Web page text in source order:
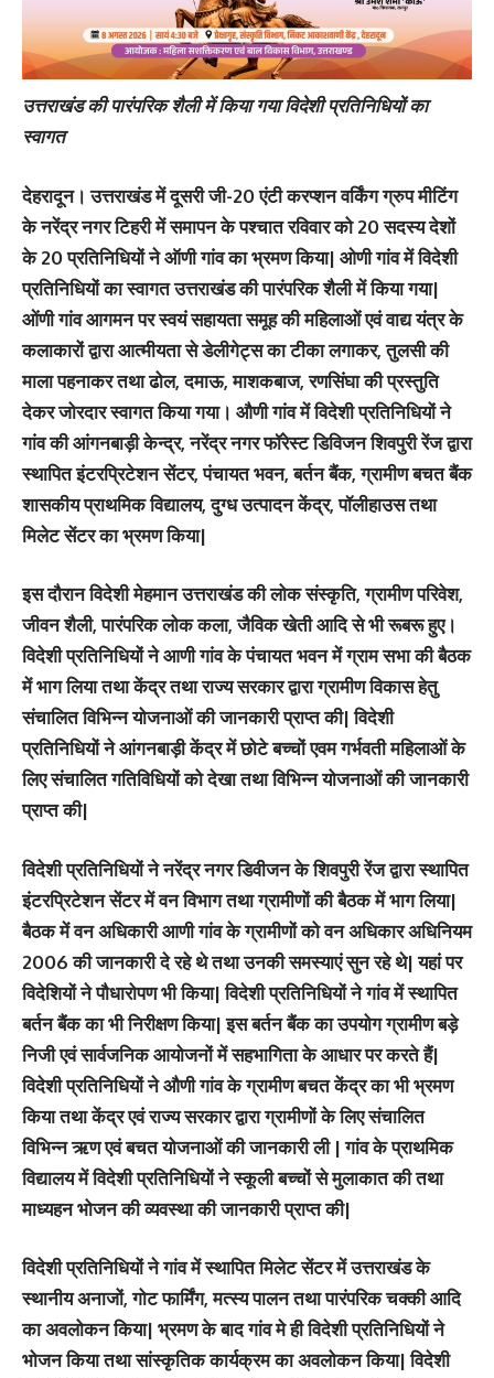
उत्तराखंड की पारंपरिक शैली में किया गया विदेशी प्रतिनिधियों का
स्वागत
देहरादून। उत्तराखंड में दूसरी जी-20 एंटी करप्शन वर्किंग ग्रुप मीटिंग
के नरेंद्र नगर टिहरी में समापन के पश्चात रविवार को 20 सदस्य देशों
के 20 प्रतिनिधियों ने ऑणी गांव का भ्रमण किया| ओणी गांव में विदेशी
प्रतिनिधियों का स्वागत उत्तराखंड की पारंपरिक शैली में किया गया|
ओंणी गांव आगमन पर स्वयं सहायता समूह की महिलाओं एवं वाद्य यंत्र के
कलाकारों द्वारा आत्मीयता से डेलीगेट्स का टीका लगाकर, तुलसी की
माला पहनाकर तथा ढोल, दमाऊ, माशकबाज, रणसिंघा की प्रस्तुति
देकर जोरदार स्वागत किया गया। औणी गांव में विदेशी प्रतिनिधियों ने
गांव की आंगनबाड़ी केन्द्र, नरेंद्र नगर फॉरेस्ट डिविजन शिवपुरी रेंज द्वारा
स्थापित इंटरप्रिटेशन सेंटर, पंचायत भवन, बर्तन बैंक, ग्रामीण बचत बैंक
शासकीय प्राथमिक विद्यालय, दुग्ध उत्पादन केंद्र, पॉलीहाउस तथा
मिलेट सेंटर का भ्रमण किया|
इस दौरान विदेशी मेहमान उत्तराखंड की लोक संस्कृति, ग्रामीण परिवेश,
जीवन शैली, पारंपरिक लोक कला, जैविक खेती आदि से भी रूबरू हुए।
विदेशी प्रतिनिधियों ने आणी गांव के पंचायत भवन में ग्राम सभा की बैठक
में भाग लिया तथा केंद्र तथा राज्य सरकार द्वारा ग्रामीण विकास हेतु
संचालित विभिन्न योजनाओं की जानकारी प्राप्त की| विदेशी
प्रतिनिधियों ने आंगनबाड़ी केंद्र में छोटे बच्चों एवम गर्भवती महिलाओं के
लिए संचालित गतिविधियों को देखा तथा विभिन्न योजनाओं की जानकारी
प्राप्त की|
विदेशी प्रतिनिधियों ने नरेंद्र नगर डिवीजन के शिवपुरी रेंज द्वारा स्थापित
इंटरप्रिटेशन सेंटर में वन विभाग तथा ग्रामीणों की बैठक में भाग लिया|
बैठक में वन अधिकारी आणी गांव के ग्रामीणों को वन अधिकार अधिनियम
2006 की जानकारी दे रहे थे तथा उनकी समस्याएं सुन रहे थे| यहां पर
विदेशियों ने पौधारोपण भी किया| विदेशी प्रतिनिधियों ने गांव में स्थापित
बर्तन बैंक का भी निरीक्षण किया| इस बर्तन बैंक का उपयोग ग्रामीण बड़े
निजी एवं सार्वजनिक आयोजनों में सहभागिता के आधार पर करते हैं|
विदेशी प्रतिनिधियों ने औणी गांव के ग्रामीण बचत केंद्र का भी भ्रमण
किया तथा केंद्र एवं राज्य सरकार द्वारा ग्रामीणों के लिए संचालित
विभिन्न ऋण एवं बचत योजनाओं की जानकारी ली | गांव के प्राथमिक
विद्यालय में विदेशी प्रतिनिधियों ने स्कूली बच्चों से मुलाकात की तथा
माध्यहन भोजन की व्यवस्था की जानकारी प्राप्त की|
विदेशी प्रतिनिधियों ने गांव में स्थापित मिलेट सेंटर में उत्तराखंड के
स्थानीय अनाजों, गोट फार्मिंग, मत्स्य पालन तथा पारंपरिक चक्की आदि
का अवलोकन किया| भ्रमण के बाद गांव मे ही विदेशी प्रतिनिधियों ने
भोजन किया तथा सांस्कृतिक कार्यक्रम का अवलोकन किया| विदेशी